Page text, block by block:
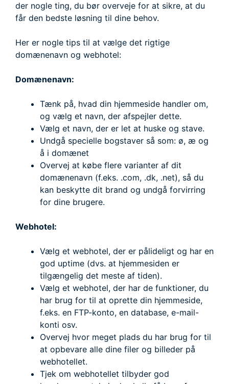
der nogle ting, du bør overveje for at sikre, at du
får den bedste løsning til dine behov.
Her er nogle tips til at vælge det rigtige
domænenavn og webhotel:
Domænenavn:
Tænk på, hvad din hjemmeside handler om,
og vælg et navn, der afspejler dette.
Vælg et navn, der er let at huske og stave.
Undgå specielle bogstaver så som: ø, æ og
å i domænet
Overvej at købe flere varianter af dit
domænenavn (f.eks. .com, .dk, .net), så du
kan beskytte dit brand og undgå forvirring
for dine brugere.
Webhotel:
Vælg et webhotel, der er pålideligt og har en
god uptime (dvs. at hjemmesiden er
tilgængelig det meste af tiden).
Vælg et webhotel, der har de funktioner, du
har brug for til at oprette din hjemmeside,
f.eks. en FTP-konto, en database, e-mail-
konti osv.
Overvej hvor meget plads du har brug for til
at opbevare alle dine filer og billeder på
webhotellet.
Tjek om webhotellet tilbyder god